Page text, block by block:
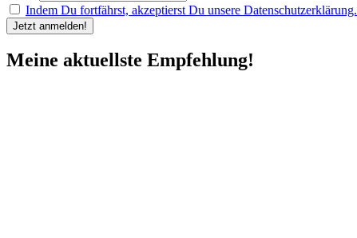
Indem Du fortfährst, akzeptierst Du unsere Datenschutzerklärung.
Meine aktuellste Empfehlung!